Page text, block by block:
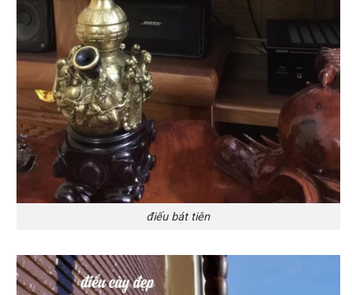
điếu bát tiên